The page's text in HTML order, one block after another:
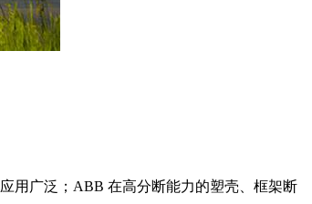
用广泛；ABB 在高分断能力的塑壳、框架断